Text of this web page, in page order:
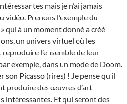
mais je n’ai jamais
vidéo. Prenons l’exemple du
qui à un moment donné a créé
un univers virtuel où les
l’ensemble de leur
exemple, dans un mode de Doom.
Picasso (rires) ! Je pense qu’il
produire des œuvres d’art
intéressantes. Et qui seront des